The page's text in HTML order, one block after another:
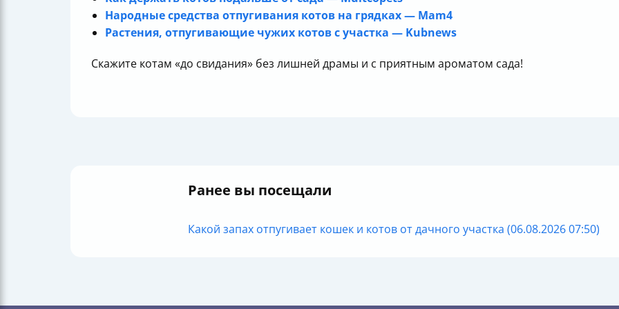
Народные средства отпугивания котов на грядках — Mam4
Растения, отпугивающие чужих котов с участка — Kubnews
Скажите котам «до свидания» без лишней драмы и с приятным ароматом сада!
Ранее вы посещали
Какой запах отпугивает кошек и котов от дачного участка (06.08.2026 07:50)